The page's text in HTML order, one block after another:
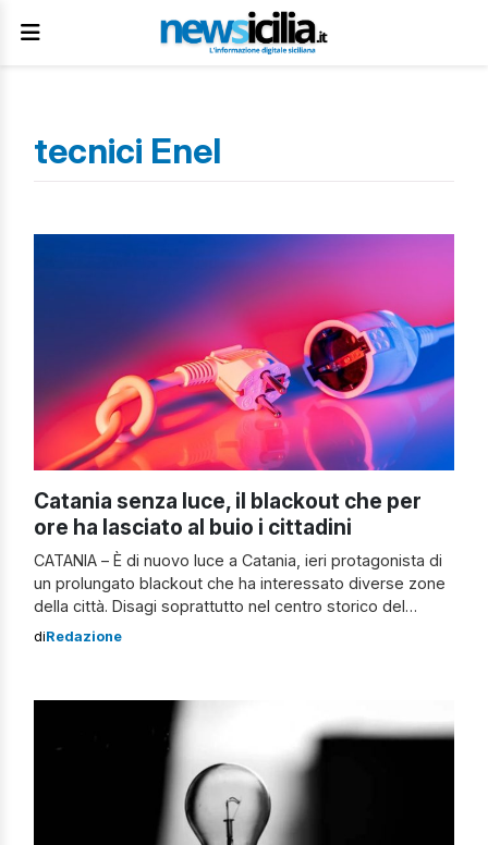
tecnici Enel
Catania senza luce, il blackout che per
ore ha lasciato al buio i cittadini
CATANIA – È di nuovo luce a Catania, ieri protagonista di
un prolungato blackout che ha interessato diverse zone
della città. Disagi soprattutto nel centro storico del
territorio etneo, dove i cittadini hanno risentito
dell’Enel, e che ha reso necessario […]
diRedazione